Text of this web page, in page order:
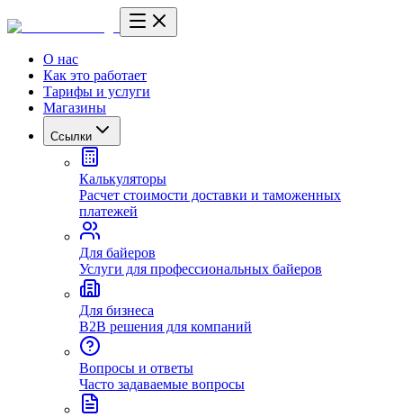
О нас
Как это работает
Тарифы и услуги
Магазины
Ссылки
Калькуляторы
Расчет стоимости доставки и таможенных
платежей
Для байеров
Услуги для профессиональных байеров
Для бизнеса
B2B решения для компаний
Вопросы и ответы
Часто задаваемые вопросы